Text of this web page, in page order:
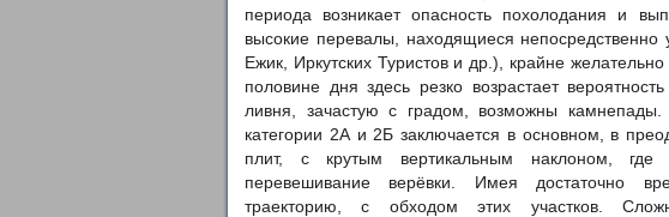
периода возникает опасность похолодания и
высокие перевалы, находящиеся непосредственно
Ежик, Иркутских Туристов и др.), крайне
половине дня здесь резко возрастает
ливня, зачастую с градом, возможны
категории 2А и 2Б заключается в основном, в
плит, с крутым вертикальным наклоном, где
перевешивание верёвки. Имея достаточно
траекторию, с обходом этих участков.